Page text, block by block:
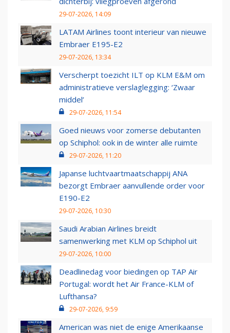
29-07-2026, 14:09
LATAM Airlines toont interieur van nieuwe
Embraer E195-E2
29-07-2026, 13:34
Verscherpt toezicht ILT op KLM E&M om
administratieve verslaglegging: ‘Zwaar
middel’
29-07-2026, 11:54
Goed nieuws voor zomerse debutanten
op Schiphol: ook in de winter alle ruimte
29-07-2026, 11:20
Japanse luchtvaartmaatschappij ANA
bezorgt Embraer aanvullende order voor
E190-E2
29-07-2026, 10:30
Saudi Arabian Airlines breidt
samenwerking met KLM op Schiphol uit
29-07-2026, 10:00
Deadlinedag voor biedingen op TAP Air
Portugal: wordt het Air France-KLM of
Lufthansa?
29-07-2026, 9:59
American was niet de enige Amerikaanse